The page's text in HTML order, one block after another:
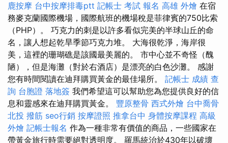
鹿按摩 台中按摩排毒ptt 記帳士 考試 報名 高雄 外燴 在宿
務麥克蘭國際機場，國際航班的機場稅是菲律賓的750比索
（PHP）。 巧克力的刺是以許多看似完美的半球山丘的命
名，讓人想起乾旱季節巧克力堆。 大海很乾淨，海岸很
美，這裡的珊瑚礁是該國最美麗的。 市中心並不奇怪（醜
陋），但是海灘（對於右酒店）是漂亮的白色沙灘。 感謝
您有時間閱讀在迪拜購買黃金的最佳場所。 記帳士 成績 查
詢 台胞證 落地簽 我們希望這可以幫助您為您提供良好的信
息和靈感來在迪拜購買黃金。 豐原整骨 西式外燴 台中喬骨
北投 撥筋 seo行銷 按摩證照 推拿台中 身體按摩課程 高級
外燴 記帳士報名 作為一種非常有價值的商品，一些國家在
帶黃金旅行時需要絕對透明度。 羅馬統治於430年以破壞